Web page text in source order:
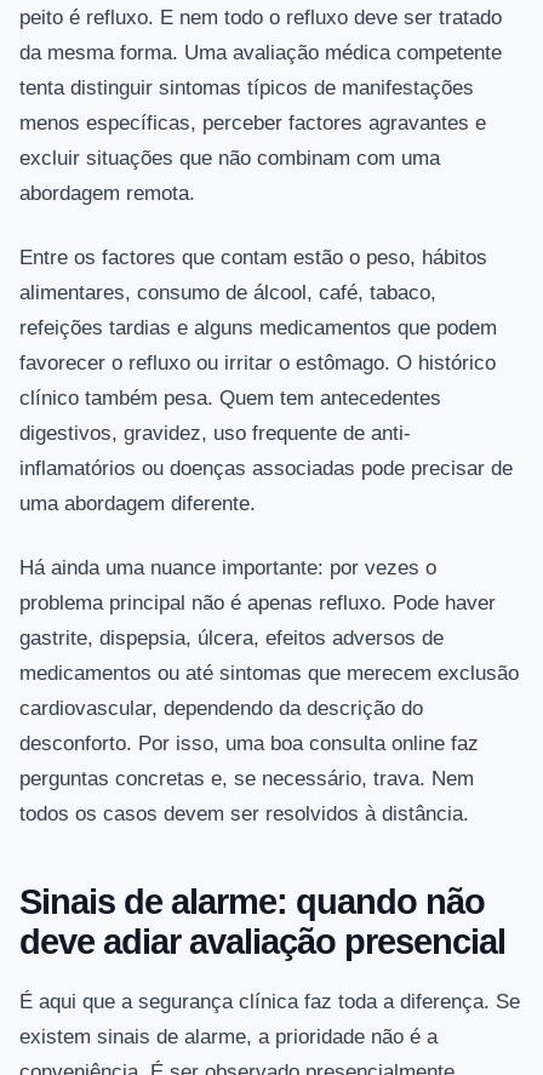
peito é refluxo. E nem todo o refluxo deve ser tratado
da mesma forma. Uma avaliação médica competente
tenta distinguir sintomas típicos de manifestações
menos específicas, perceber factores agravantes e
excluir situações que não combinam com uma
abordagem remota.
Entre os factores que contam estão o peso, hábitos
alimentares, consumo de álcool, café, tabaco,
refeições tardias e alguns medicamentos que podem
favorecer o refluxo ou irritar o estômago. O histórico
clínico também pesa. Quem tem antecedentes
digestivos, gravidez, uso frequente de anti-
inflamatórios ou doenças associadas pode precisar de
uma abordagem diferente.
Há ainda uma nuance importante: por vezes o
problema principal não é apenas refluxo. Pode haver
gastrite, dispepsia, úlcera, efeitos adversos de
medicamentos ou até sintomas que merecem exclusão
cardiovascular, dependendo da descrição do
desconforto. Por isso, uma boa consulta online faz
perguntas concretas e, se necessário, trava. Nem
todos os casos devem ser resolvidos à distância.
Sinais de alarme: quando não
deve adiar avaliação presencial
É aqui que a segurança clínica faz toda a diferença. Se
existem sinais de alarme, a prioridade não é a